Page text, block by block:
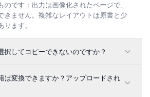
のです：出力は画像化されたページで、
きません。複雑なレイアウトは原書と少
ります。
択してコピーできないのですか？
は変換できますか？アップロードされ